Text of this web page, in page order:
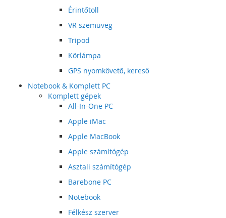
Érintőtoll
VR szemüveg
Tripod
Körlámpa
GPS nyomkövető, kereső
Notebook & Komplett PC
Komplett gépek
All-In-One PC
Apple iMac
Apple MacBook
Apple számítógép
Asztali számítógép
Barebone PC
Notebook
Félkész szerver